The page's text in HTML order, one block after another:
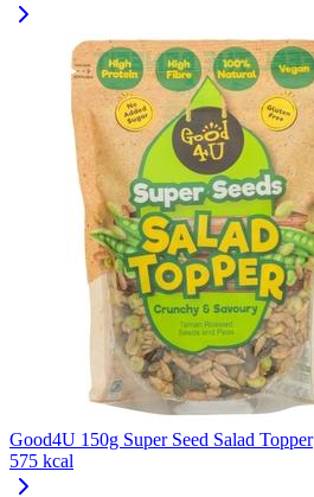
Good4U 150g Super Seed Salad Topper
575 kcal